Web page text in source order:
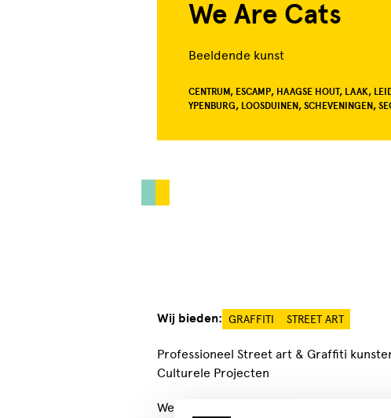
We Are Cats
Beeldende kunst
CENTRUM, ESCAMP, HAAGSE HOUT, LAAK,
YPENBURG, LOOSDUINEN, SCHEVENINGEN,
Wij bieden: GRAFFITI STREET ART
Professioneel Street art & Graffiti
Culturele Projecten
We Are Cats is het bedrijf van